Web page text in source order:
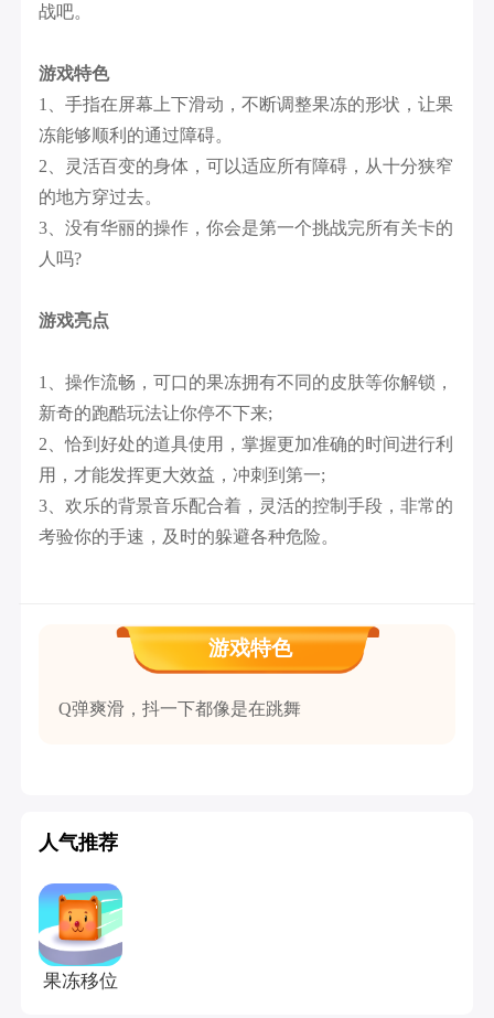
战吧。
游戏特色
1、手指在屏幕上下滑动，不断调整果冻的形状，让果
冻能够顺利的通过障碍。
2、灵活百变的身体，可以适应所有障碍，从十分狭窄
的地方穿过去。
3、没有华丽的操作，你会是第一个挑战完所有关卡的
人吗?
游戏亮点
1、操作流畅，可口的果冻拥有不同的皮肤等你解锁，
新奇的跑酷玩法让你停不下来;
2、恰到好处的道具使用，掌握更加准确的时间进行利
用，才能发挥更大效益，冲刺到第一;
3、欢乐的背景音乐配合着，灵活的控制手段，非常的
考验你的手速，及时的躲避各种危险。
游戏特色
Q弹爽滑，抖一下都像是在跳舞
人气推荐
果冻移位